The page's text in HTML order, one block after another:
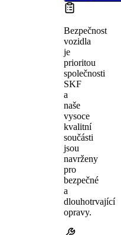
Bezpečnost
vozidla
je
prioritou
společnosti
SKF
a
naše
vysoce
kvalitní
součásti
jsou
navrženy
pro
bezpečné
a
dlouhotrvající
opravy.